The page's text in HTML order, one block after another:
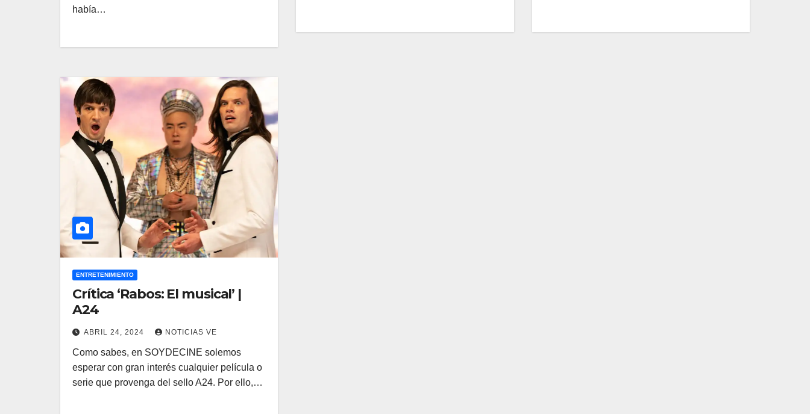
había…
ENTRETENIMIENTO
Crítica ‘Rabos: El musical’ |
A24
ABRIL 24, 2024 NOTICIAS VE
Como sabes, en SOYDECINE solemos
esperar con gran interés cualquier película o
serie que provenga del sello A24. Por ello,…